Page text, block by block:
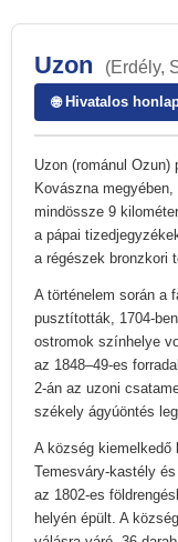
Uzon (Erdély,
🌐 Hivatalos
Uzon (románul
Kovászna
mindössze 9
a pápai
a régészek bronzkori
A történelem során a
pusztították, 1704-
ostromok színhelye
az 1848–49-es
2-án az uzoni
székely ágyúöntés
A község kiemelkedő
Temesváry-kastély
az 1802-es
helyén épült. A